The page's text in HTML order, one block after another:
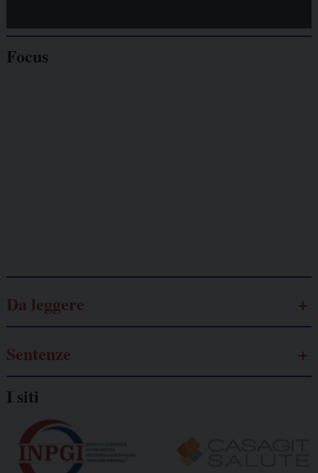
Focus
Da leggere
Sentenze
I siti